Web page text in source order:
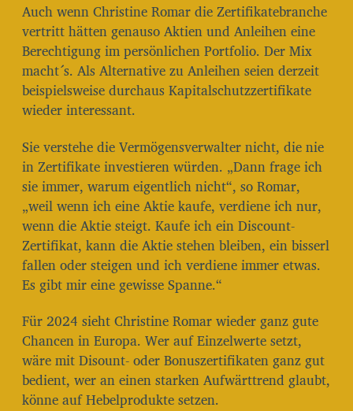
Auch wenn Christine Romar die Zertifikatebranche
vertritt hätten genauso Aktien und Anleihen eine
Berechtigung im persönlichen Portfolio. Der Mix
macht´s. Als Alternative zu Anleihen seien derzeit
beispielsweise durchaus Kapitalschutzzertifikate
wieder interessant.
Sie verstehe die Vermögensverwalter nicht, die nie
in Zertifikate investieren würden. „Dann frage ich
sie immer, warum eigentlich nicht“, so Romar,
„weil wenn ich eine Aktie kaufe, verdiene ich nur,
wenn die Aktie steigt. Kaufe ich ein Discount-
Zertifikat, kann die Aktie stehen bleiben, ein bisserl
fallen oder steigen und ich verdiene immer etwas.
Es gibt mir eine gewisse Spanne.“
Für 2024 sieht Christine Romar wieder ganz gute
Chancen in Europa. Wer auf Einzelwerte setzt,
wäre mit Disount- oder Bonuszertifikaten ganz gut
bedient, wer an einen starken Aufwärttrend glaubt,
könne auf Hebelprodukte setzen.